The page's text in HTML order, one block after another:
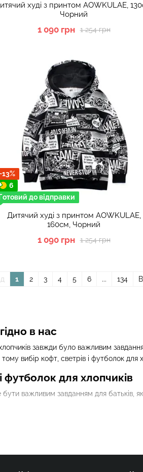
в нас
завжди було важливим
вибір кофт, светрів і футболок
для хлопчиків
важливим завданням для батьків,
худі з принтом AOWKULAE,
Чорний
1 254 грн
1 090 грн
6
Готовий до відправки
Дитячий худі з принтом AOWKULAE,
160см, Чорний
1 254 грн
1 090 грн
1 2 3 4 5 6 ... 134